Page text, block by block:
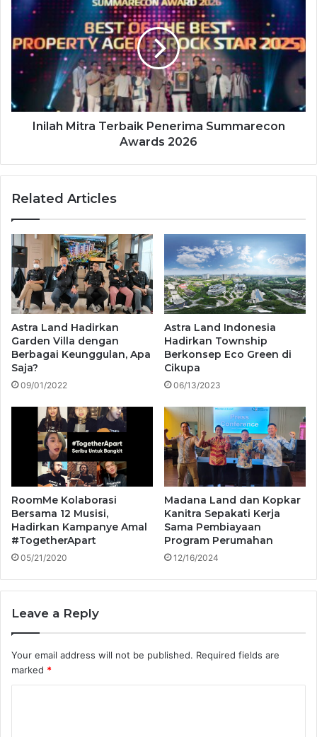
Inilah Mitra Terbaik Penerima Summarecon
Awards 2026
Related Articles
Astra Land Hadirkan
Garden Villa dengan
Berbagai Keunggulan, Apa
Saja?
09/01/2022
Astra Land Indonesia
Hadirkan Township
Berkonsep Eco Green di
Cikupa
06/13/2023
RoomMe Kolaborasi
Bersama 12 Musisi,
Hadirkan Kampanye Amal
#TogetherApart
05/21/2020
Madana Land dan Kopkar
Kanitra Sepakati Kerja
Sama Pembiayaan
Program Perumahan
12/16/2024
Leave a Reply
Your email address will not be published. Required fields are
marked *